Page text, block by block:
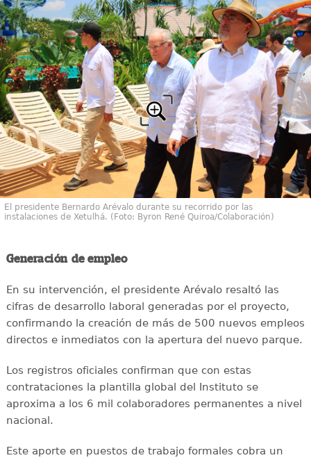
El presidente Bernardo Arévalo durante su recorrido por las
instalaciones de Xetulhá. (Foto: Byron René Quiroa/Colaboración)
Generación de empleo
En su intervención, el presidente Arévalo resaltó las
cifras de desarrollo laboral generadas por el proyecto,
confirmando la creación de más de 500 nuevos empleos
directos e inmediatos con la apertura del nuevo parque.
Los registros oficiales confirman que con estas
contrataciones la plantilla global del Instituto se
aproxima a los 6 mil colaboradores permanentes a nivel
nacional.
Este aporte en puestos de trabajo formales cobra un